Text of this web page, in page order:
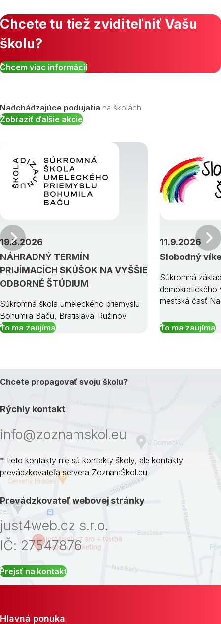
Zobraziť všetky študijné odbory »
Chcete tu tiež zviditeľniť Vašu
školu?
Chcem viac informácií
Nadchádzajúce podujatia na školách
Zobraziť ďalšie akcie
NÁHRADNÝ TERMÍN
PRIJÍMACÍCH SKÚŠOK NA VYŠŠIE
ODBORNÉ ŠTÚDIUM
19.8.2026
Súkromná škola umeleckého priemyslu
Bohumila Baču, Bratislava-Ružinov
To ma zaujíma
Slobodný
11.9.2026
Súkromná
demokratického
mestská časť
To ma zaujíma
Predchádzajúci
Chcete propagovať svoju školu?
Rýchly kontakt
info@zoznamskol.eu
* tieto kontakty nie sú kontakty školy, ale kontakty
prevádzkovateľa servera ZoznamŠkol.eu
Prevádzkovateľ webovej stránky
just4web.cz s.r.o.
IČ: 27547876
Prejsť na kontakt
Hlavná ponuka